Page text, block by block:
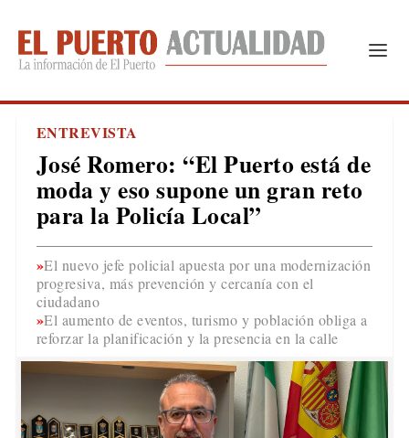
ENTREVISTA
José Romero: “El Puerto está de
moda y eso supone un gran reto
para la Policía Local”
El nuevo jefe policial apuesta por una modernización
progresiva, más prevención y cercanía con el
ciudadano
El aumento de eventos, turismo y población obliga a
reforzar la planificación y la presencia en la calle